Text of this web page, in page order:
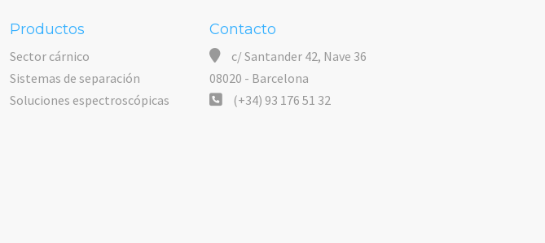
Productos
Sector cárnico
Sistemas de separación
Soluciones espectroscópicas
Contacto
c/ Santander 42, Nave 36
08020 - Barcelona
(+34) 93 176 51 32